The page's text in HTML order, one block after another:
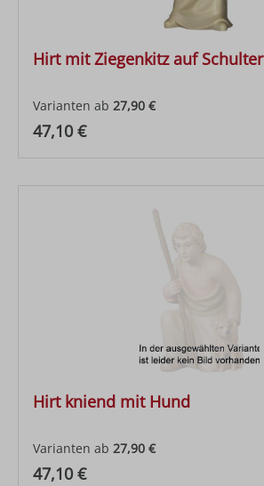
Hirt mit Ziegenkitz auf Schulter
Varianten ab 27,90 €
Regulärer Preis:
47,10 €
Hirt kniend mit Hund
Varianten ab 27,90 €
Regulärer Preis:
47,10 €